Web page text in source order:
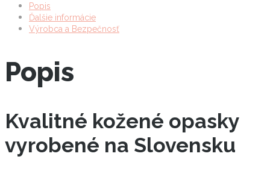
Slovensku
množstvo
Popis
Ďalšie informácie
Výrobca a Bezpečnosť
Popis
Kvalitné kožené opasky
vyrobené na Slovensku